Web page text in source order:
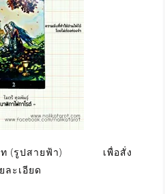
(รูปสายฟ้า) เพื่อสั่ง
ะเอียด